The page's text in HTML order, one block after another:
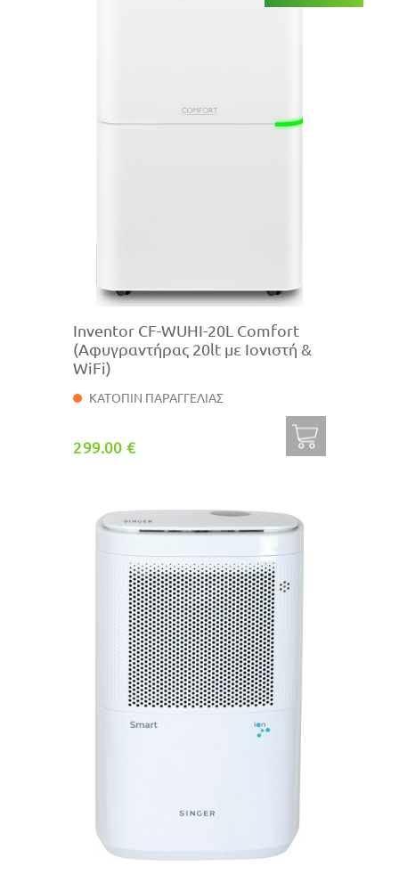
Inventor CF-WUHI-20L Comfort
(Αφυγραντήρας 20lt με Ιονιστή &
WiFi)
ΚΑΤΟΠΙΝ ΠΑΡΑΓΓΕΛΙΑΣ
299.00 €